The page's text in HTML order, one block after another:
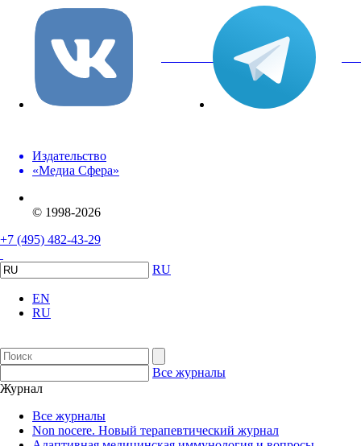
вКонтакте
Издательство
«Медиа Сфера»
© 1998-2026
+7 (495) 482-43-29
RU
EN
RU
Все журналы
Журнал
Все журналы
Non nocere. Новый терапевтический журнал